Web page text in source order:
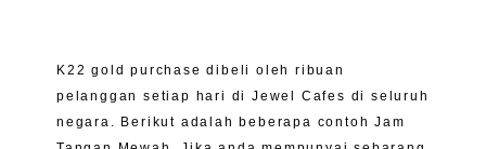
K22 gold purchase dibeli oleh ribuan
pelanggan setiap hari di Jewel Cafes di seluruh
negara. Berikut adalah beberapa contoh Jam